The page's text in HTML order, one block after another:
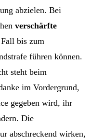
abzielen. Bei
verschärfte
bis zum
führen können.
steht beim
im Vordergrund,
gegeben wird, ihr
Die
abschreckend wirken,